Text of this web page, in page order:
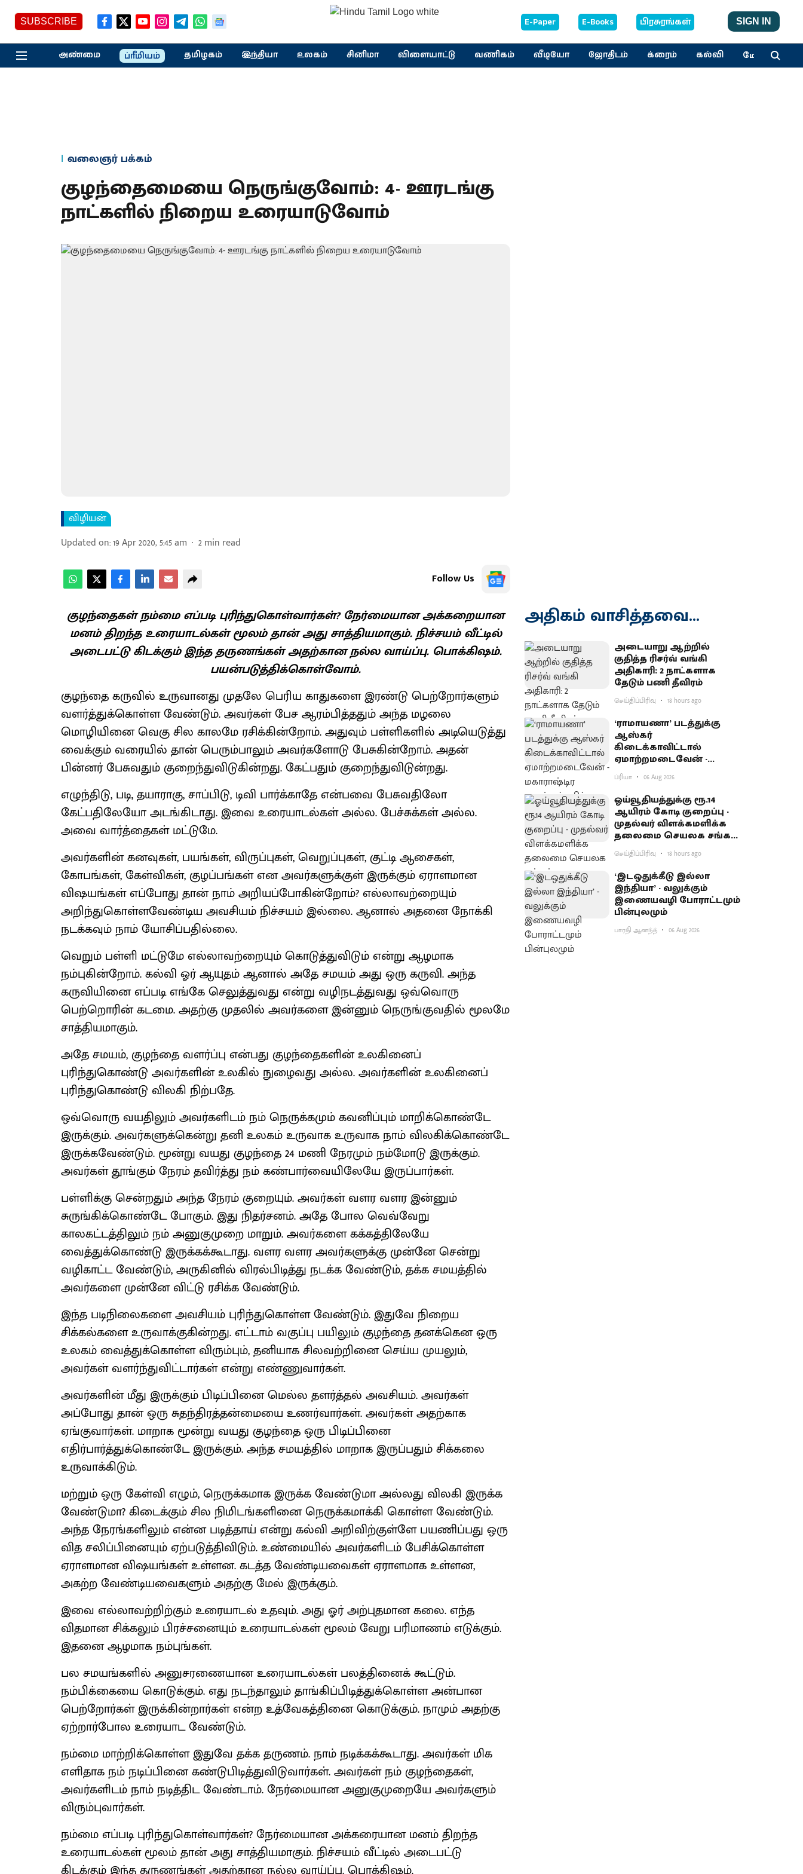
SUBSCRIBE E-Paper E-Books பிரசுரங்கள் SIGN IN
அண்மை ப்ரீமியம் தமிழகம் இந்தியா உலகம் சினிமா விளையாட்டு வணிகம் வீடியோ ஜோதிடம் க்ரைம் கல்வி மேலும்
வலைஞர் பக்கம்
குழந்தைமையை நெருங்குவோம்: 4- ஊரடங்கு
நாட்களில் நிறைய உரையாடுவோம்
விழியன்
Updated on:19 Apr 2020, 5:45 am 2min read
Follow Us
குழந்தைகள் நம்மை எப்படி புரிந்துகொள்வார்கள்? நேர்மையான அக்கறையான
மனம் திறந்த உரையாடல்கள் மூலம் தான் அது சாத்தியமாகும். நிச்சயம் வீட்டில்
அடைபட்டு கிடக்கும் இந்த தருணங்கள் அதற்கான நல்ல வாய்ப்பு. பொக்கிஷம்.
பயன்படுத்திக்கொள்வோம்.
குழந்தை கருவில் உருவானது முதலே பெரிய காதுகளை இரண்டு பெற்றோர்களும்
வளர்த்துக்கொள்ள வேண்டும். அவர்கள் பேச ஆரம்பித்ததும் அந்த மழலை
மொழியினை வெகு சில காலமே ரசிக்கின்றோம். அதுவும் பள்ளிகளில் அடியெடுத்து
வைக்கும் வரையில் தான் பெரும்பாலும் அவர்களோடு பேசுகின்றோம். அதன்
பின்னர் பேசுவதும் குறைந்துவிடுகின்றது. கேட்பதும் குறைந்துவிடுன்றது.
எழுந்திடு, படி, தயாராகு, சாப்பிடு, டிவி பார்க்காதே என்பவை பேசுவதிலோ
கேட்பதிலேயோ அடங்கிடாது. இவை உரையாடல்கள் அல்ல. பேச்சுக்கள் அல்ல.
அவை வார்த்தைகள் மட்டுமே.
அவர்களின் கனவுகள், பயங்கள், விருப்புகள், வெறுப்புகள், குட்டி ஆசைகள்,
கோபங்கள், கேள்விகள், குழப்பங்கள் என அவர்களுக்குள் இருக்கும் ஏராளமான
விஷயங்கள் எப்போது தான் நாம் அறியப்போகின்றோம்? எல்லாவற்றையும்
அறிந்துகொள்ளவேண்டிய அவசியம் நிச்சயம் இல்லை. ஆனால் அதனை நோக்கி
நடக்கவும் நாம் யோசிப்பதில்லை.
வெறும் பள்ளி மட்டுமே எல்லாவற்றையும் கொடுத்துவிடும் என்று ஆழமாக
நம்புகின்றோம். கல்வி ஓர் ஆயுதம் ஆனால் அதே சமயம் அது ஒரு கருவி. அந்த
கருவியினை எப்படி எங்கே செலுத்துவது என்று வழிநடத்துவது ஒவ்வொரு
பெற்றொரின் கடமை. அதற்கு முதலில் அவர்களை இன்னும் நெருங்குவதில் மூலமே
சாத்தியமாகும்.
அதே சமயம், குழந்தை வளர்ப்பு என்பது குழந்தைகளின் உலகினைப்
புரிந்துகொண்டு அவர்களின் உலகில் நுழைவது அல்ல. அவர்களின் உலகினைப்
புரிந்துகொண்டு விலகி நிற்பதே.
ஒவ்வொரு வயதிலும் அவர்களிடம் நம் நெருக்கமும் கவனிப்பும் மாறிக்கொண்டே
இருக்கும். அவர்களுக்கென்று தனி உலகம் உருவாக உருவாக நாம் விலகிக்கொண்டே
இருக்கவேண்டும். மூன்று வயது குழந்தை 24 மணி நேரமும் நம்மோடு இருக்கும்.
அவர்கள் தூங்கும் நேரம் தவிர்த்து நம் கண்பார்வையிலேயே இருப்பார்கள்.
பள்ளிக்கு சென்றதும் அந்த நேரம் குறையும். அவர்கள் வளர வளர இன்னும்
சுருங்கிக்கொண்டே போகும். இது நிதர்சனம். அதே போல வெவ்வேறு
காலகட்டத்திலும் நம் அனுகுமுறை மாறும். அவர்களை கக்கத்திலேயே
வைத்துக்கொண்டு இருக்கக்கூடாது. வளர வளர அவர்களுக்கு முன்னே சென்று
வழிகாட்ட வேண்டும், அருகினில் விரல்பிடித்து நடக்க வேண்டும், தக்க சமயத்தில்
அவர்களை முன்னே விட்டு ரசிக்க வேண்டும்.
இந்த படிநிலைகளை அவசியம் புரிந்துகொள்ள வேண்டும். இதுவே நிறைய
சிக்கல்களை உருவாக்குகின்றது. எட்டாம் வகுப்பு பயிலும் குழந்தை தனக்கென ஒரு
உலகம் வைத்துக்கொள்ள விரும்பும், தனியாக சிலவற்றினை செய்ய முயலும்,
அவர்கள் வளர்ந்துவிட்டார்கள் என்று எண்ணுவார்கள்.
அவர்களின் மீது இருக்கும் பிடிப்பினை மெல்ல தளர்த்தல் அவசியம். அவர்கள்
அப்போது தான் ஒரு சுதந்திரத்தன்மையை உணர்வார்கள். அவர்கள் அதற்காக
ஏங்குவார்கள். மாறாக மூன்று வயது குழந்தை ஒரு பிடிப்பினை
எதிர்பார்த்துக்கொண்டே இருக்கும். அந்த சமயத்தில் மாறாக இருப்பதும் சிக்கலை
உருவாக்கிடும்.
மற்றும் ஒரு கேள்வி எழும், நெருக்கமாக இருக்க வேண்டுமா அல்லது விலகி இருக்க
வேண்டுமா? கிடைக்கும் சில நிமிடங்களினை நெருக்கமாக்கி கொள்ள வேண்டும்.
அந்த நேரங்களிலும் என்ன படித்தாய் என்று கல்வி அறிவிற்குள்ளே பயணிப்பது ஒரு
வித சலிப்பினையும் ஏற்படுத்திவிடும். உண்மையில் அவர்களிடம் பேசிக்கொள்ள
ஏராளமான விஷயங்கள் உள்ளன. கடத்த வேண்டியவைகள் ஏராளமாக உள்ளன,
அகற்ற வேண்டியவைகளும் அதற்கு மேல் இருக்கும்.
இவை எல்லாவற்றிற்கும் உரையாடல் உதவும். அது ஓர் அற்புதமான கலை. எந்த
விதமான சிக்கலும் பிரச்சனையும் உரையாடல்கள் மூலம் வேறு பரிமாணம் எடுக்கும்.
இதனை ஆழமாக நம்புங்கள்.
பல சமயங்களில் அனுசரணையான உரையாடல்கள் பலத்தினைக் கூட்டும்.
நம்பிக்கையை கொடுக்கும். எது நடந்தாலும் தாங்கிப்பிடித்துக்கொள்ள அன்பான
பெற்றோர்கள் இருக்கின்றார்கள் என்ற உத்வேகத்தினை கொடுக்கும். நாமும் அதற்கு
ஏற்றார்போல உரையாட வேண்டும்.
நம்மை மாற்றிக்கொள்ள இதுவே தக்க தருணம். நாம் நடிக்கக்கூடாது. அவர்கள் மிக
எளிதாக நம் நடிப்பினை கண்டுபிடித்துவிடுவார்கள். அவர்கள் நம் குழந்தைகள்,
அவர்களிடம் நாம் நடித்திட வேண்டாம். நேர்மையான அனுகுமுறையே அவர்களும்
விரும்புவார்கள்.
நம்மை எப்படி புரிந்துகொள்வார்கள்? நேர்மையான அக்கரையான மனம் திறந்த
உரையாடல்கள் மூலம் தான் அது சாத்தியமாகும். நிச்சயம் வீட்டில் அடைபட்டு
அதிகம் வாசித்தவை...
அடையாறு ஆற்றில்
குதித்த ரிசர்வ் வங்கி
அதிகாரி: 2 நாட்களாக
தேடும் பணி தீவிரம்
செய்திப்பிரிவு 18 hours ago
‘ராமாயணா’ படத்துக்கு
ஆஸ்கர்
கிடைக்காவிட்டால்
ஏமாற்றமடைவேன் -
மகாராஷ்டிர முதல்வர்
பகிர்வு
ப்ரியா 06 Aug 2026
ஓய்வூதியத்துக்கு ரூ.14
ஆயிரம் கோடி குறைப்பு -
முதல்வர் விளக்கமளிக்க
தலைமை செயலக சங்கம்
வலியுறுத்தல்
செய்திப்பிரிவு 18 hours ago
‘இடஒதுக்கீடு இல்லா
இந்தியா’ - வலுக்கும்
இணையவழி போராட்டமும்
பின்புலமும்
பாரதி ஆனந்த் 06 Aug 2026